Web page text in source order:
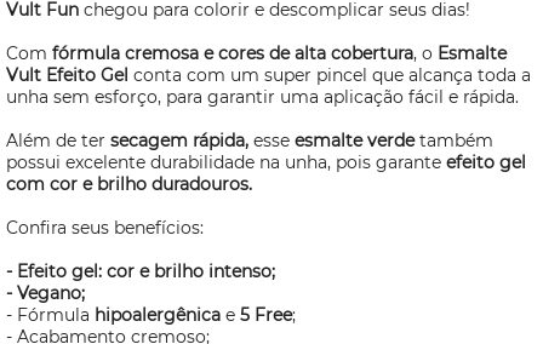
Vult Fun chegou para colorir e descomplicar seus dias!
Com fórmula cremosa e cores de alta cobertura, o Esmalte
Vult Efeito Gel conta com um super pincel que alcança toda a
unha sem esforço, para garantir uma aplicação fácil e rápida.
Além de ter secagem rápida, esse esmalte verdetambém
possui excelente durabilidade na unha, pois garante efeito gel
com cor e brilho duradouros.
Confira seus benefícios:
- Efeito gel: cor e brilho intenso;
- Vegano;
- Fórmula hipoalergênica e 5 Free;
- Acabamento cremoso;